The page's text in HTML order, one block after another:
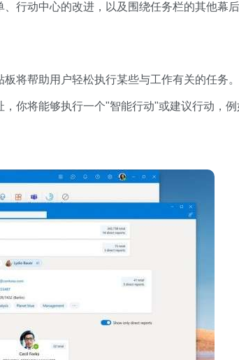
行动中心的改进，以及围绕任务栏的其他幕后
将帮助用户轻松执行某些与工作有关的任务。
你将能够执行一个"智能行动"或建议行动，例